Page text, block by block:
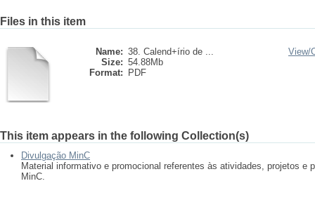
Files in this item
Name: 38. Calend+írio de ...
Size: 54.88Mb
Format:
PDF
View/
This item appears in the following Collection(s)
Divulgação MinC
Material informativo e promocional referentes às atividades, projetos e
MinC.